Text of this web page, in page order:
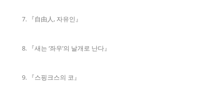
『自由人, 자유인』
『새는 ‘좌우’의 날개로 난다』
『스핑크스의 코』